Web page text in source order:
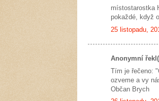
místostarostka
pokaždé, když
25 listopadu,
Anonymní
Tím je řečeno:
ozveme a vy
Občan Brych